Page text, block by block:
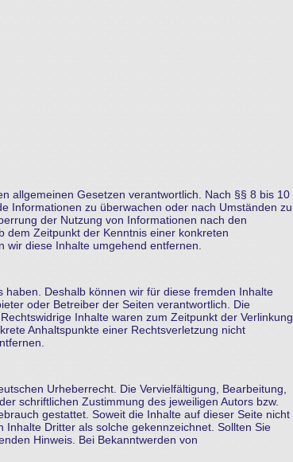
allgemeinen Gesetzen verantwortlich. Nach §§ 8 bis 10
Informationen zu überwachen oder nach Umständen zu
der Nutzung von Informationen nach den
dem Zeitpunkt der Kenntnis einer konkreten
diese Inhalte umgehend entfernen.
Deshalb können wir für diese fremden Inhalte
oder Betreiber der Seiten verantwortlich. Die
Inhalte waren zum Zeitpunkt der Verlinkung
Anhaltspunkte einer Rechtsverletzung nicht
Urheberrecht. Die Vervielfältigung, Bearbeitung,
schriftlichen Zustimmung des jeweiligen Autors bzw.
gestattet. Soweit die Inhalte auf dieser Seite nicht
Dritter als solche gekennzeichnet. Sollten Sie
Hinweis. Bei Bekanntwerden von